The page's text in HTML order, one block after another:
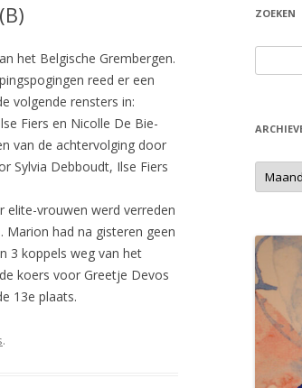
2006
SEIZOEN 2007
SEIZOEN 2008
2009
SEIZOEN 2010
SEIZOEN 2011
het Belgische Grembergen.
reed er een
volgende rensters in:
Fiers en Nicolle De Bie-
van de achtervolging door
Sylvia Debboudt, Ilse Fiers
elite-vrouwen werd verreden
Marion had na gisteren geen
3 koppels weg van het
koers voor Greetje Devos
13e plaats.
.
ZOEKEN
naar: